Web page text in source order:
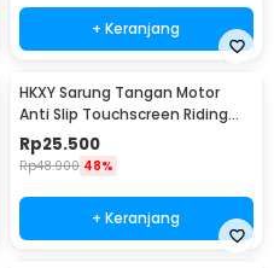
+ Keranjang
HKXY Sarung Tangan Motor
Anti Slip Touchscreen Riding
Glove 1 Pair XL
Rp25.500
Rp48.900 48%
+ Keranjang